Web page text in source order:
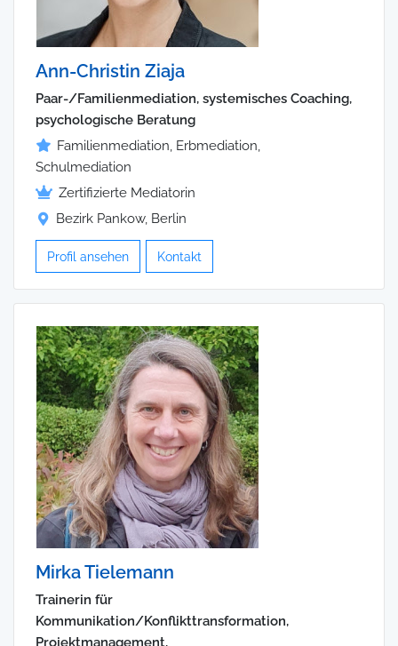
Ann-Christin Ziaja
Paar-/Familienmediation, systemisches Coaching,
psychologische Beratung
Familienmediation, Erbmediation,
Schulmediation
Zertifizierte Mediatorin
Bezirk Pankow, Berlin
Profil ansehen Kontakt
Mirka Tielemann
Trainerin für
Kommunikation/Konflikttransformation,
Projektmanagement,